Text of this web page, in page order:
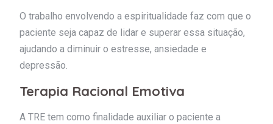
O trabalho envolvendo a espiritualidade faz com que o
paciente seja capaz de lidar e superar essa situação,
ajudando a diminuir o estresse, ansiedade e
depressão.
Terapia Racional Emotiva
A TRE tem como finalidade auxiliar o paciente a